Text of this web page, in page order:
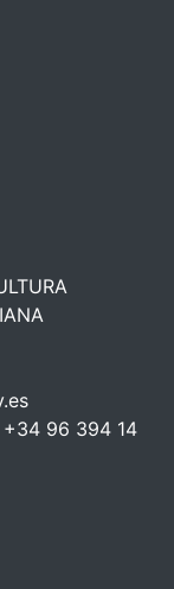
96 394 14